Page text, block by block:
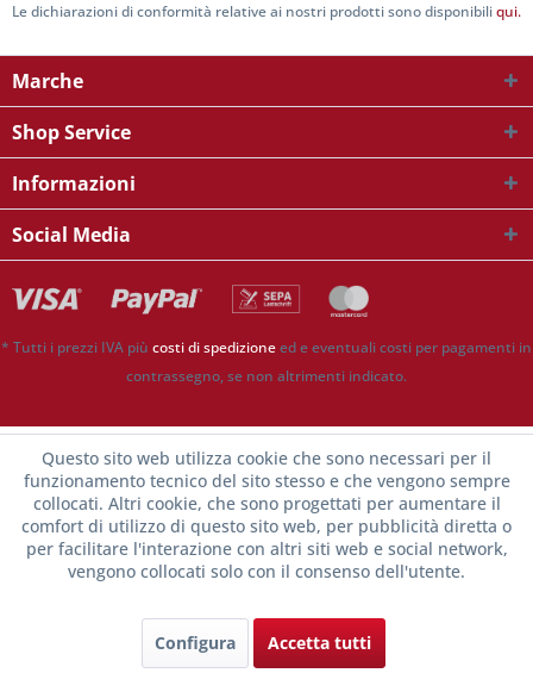
Le dichiarazioni di conformità relative ai nostri prodotti sono disponibiliqui.
Marche
Shop Service
Informazioni
Social Media
* Tutti i prezzi IVA più costi di spedizioneed e eventuali costi per pagamenti in
contrassegno, se non altrimenti indicato.
Questo sito web utilizza cookie che sono necessari per il
funzionamento tecnico del sito stesso e che vengono sempre
collocati. Altri cookie, che sono progettati per aumentare il
comfort di utilizzo di questo sito web, per pubblicità diretta o
per facilitare l'interazione con altri siti web e social network,
vengono collocati solo con il consenso dell'utente.
Configura Accetta tutti